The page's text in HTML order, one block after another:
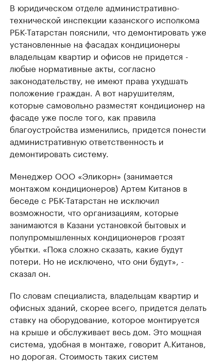
В юридическом отделе административно-
технической инспекции казанского исполкома
РБК-Татарстан пояснили, что демонтировать уже
установленные на фасадах кондиционеры
владельцам квартир и офисов не придется -
любые нормативные акты, согласно
законодательству, не имеют права ухудшать
положение граждан. А вот нарушителям,
которые самовольно разместят кондиционер на
фасаде уже после того, как правила
благоустройства изменились, придется понести
административную ответственность и
демонтировать систему.
Менеджер ООО «Эликорн» (занимается
монтажом кондиционеров) Артем Китанов в
беседе с РБК-Татарстан не исключил
возможности, что организациям, которые
занимаются в Казани установкой бытовых и
полупромышленных кондиционеров грозят
убытки. «Пока сложно сказать, какие будут
потери. Но не исключено, что они будут», -
сказал он.
По словам специалиста, владельцам квартир и
офисных зданий, скорее всего, придется делать
ставку на оборудование, которое монтируется
на крыше и обслуживает весь дом. Это мощная
система, удобная в монтаже, говорит А.Китанов,
но дорогая. Стоимость таких систем